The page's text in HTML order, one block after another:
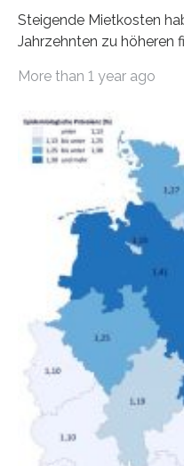
Steigende Mietkosten
Jahrzehnten zu höheren
Bundesinstitut für
gesamten Einkommen
unterschiedliche
Deutschland geborene
verändert hat. Das
hohen Einkommen
Anstieg des Mietanteils
hinnehmen mussten,
Menschen mit…
More than 1 year ago